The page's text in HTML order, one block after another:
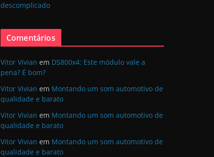
descomplicado
Comentários
Vitor Vivian em DS800x4: Este módulo vale a
pena? É bom?
Vitor Vivian em Montando um som automotivo de
qualidade e barato
Vitor Vivian em Montando um som automotivo de
qualidade e barato
Vitor Vivian em Montando um som automotivo de
qualidade e barato